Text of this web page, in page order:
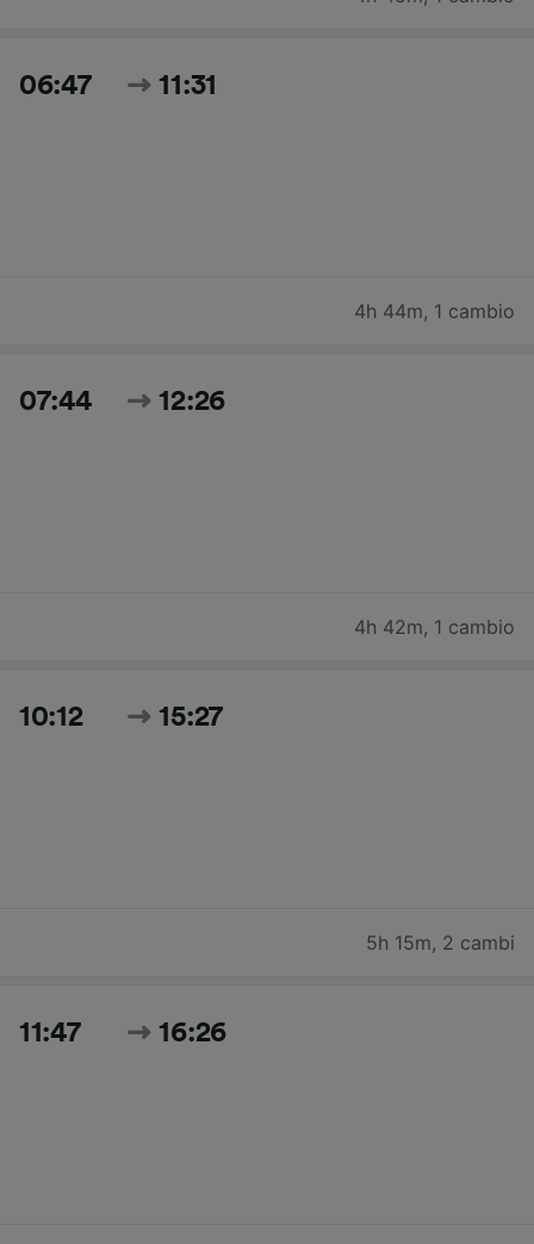
06:47 11:31
4h 44m, 1 cambio
07:44 12:26
4h 42m, 1 cambio
10:12 15:27
5h 15m, 2 cambi
11:47 16:26